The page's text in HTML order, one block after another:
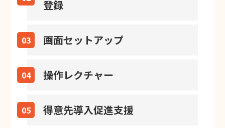
登録
03 画面セットアップ
04 操作レクチャー
05 得意先導入促進支援